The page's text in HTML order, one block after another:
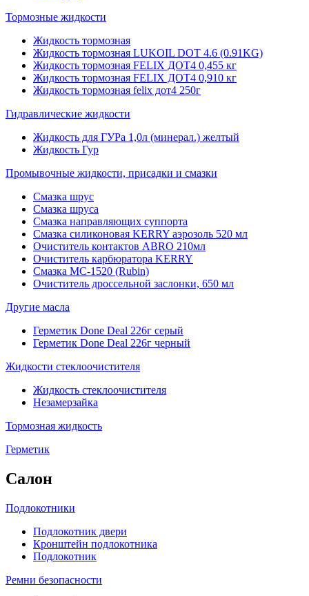
Тормозные жидкости
Жидкость тормозная
Жидкость тормозная LUKOIL DOT 4.6 (0.91KG)
Жидкость тормозная FELIX ДОТ4 0,455 кг
Жидкость тормозная FELIX ДОТ4 0,910 кг
Жидкость тормозная felix дот4 250г
Гидравлические жидкости
Жидкость для ГУРа 1,0л (минерал.) желтый
Жидкость Гур
Промывочные жидкости, присадки и смазки
Смазка шрус
Смазка шруса
Смазка направляющих суппорта
Смазка силиконовая KERRY аэрозоль 520 мл
Очиститель контактов ABRO 210мл
Очиститель карбюратора KERRY
Смазка МС-1520 (Rubin)
Очиститель дроссельной заслонки, 650 мл
Другие масла
Герметик Done Deal 226г серый
Герметик Done Deal 226г черный
Жидкости стеклоочистителя
Жидкость стеклоочистителя
Незамерзайка
Тормозная жидкость
Герметик
Салон
Подлокотники
Подлокотник двери
Кронштейн подлокотника
Подлокотник
Ремни безопасности